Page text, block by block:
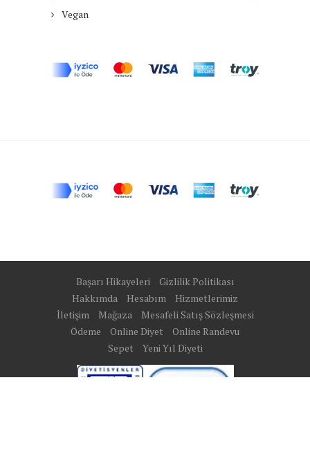
Vegan
Başarı Hikayeleri
Gizlilik Politikası
Hakkımda
Hesabım
Hizmetlerimiz
İletişim
Mağaza
Mesafeli Satış Sözleşmesi
Ödeme
Online Diyet
Online Randevu
Sepet
Yeni Yıl Diyeti